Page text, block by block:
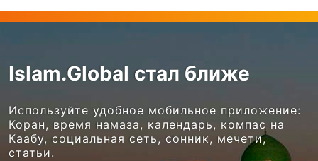
Islam.Global стал ближе
Используйте удобное мобильное приложение:
Коран, время намаза, календарь, компас на
Каабу, социальная сеть, сонник, мечети,
статьи.